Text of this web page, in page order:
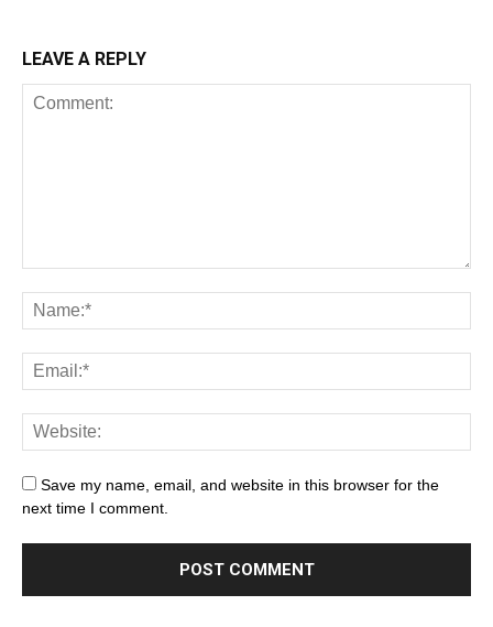
LEAVE A REPLY
Save my name, email, and website in this browser for the
next time I comment.